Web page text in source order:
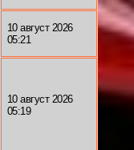
10 август 2026
05:21
10 август 2026
05:19